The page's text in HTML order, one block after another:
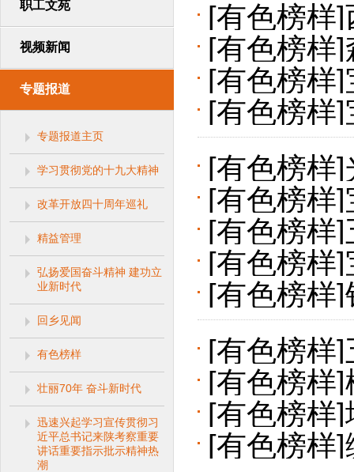
职工文苑
视频新闻
专题报道
专题报道主页
学习贯彻党的十九大精神
改革开放四十周年巡礼
精益管理
弘扬爱国奋斗精神 建功立
业新时代
回乡见闻
有色榜样
壮丽70年 奋斗新时代
迅速兴起学习宣传贯彻习
近平总书记来陕考察重要
讲话重要指示批示精神热
潮
[有色榜样
工程
[有色榜样
[有色榜样
[有色榜样
绝技的“国
[有色榜样
果
[有色榜样
[有色榜样
[有色榜样
人”
[有色榜样
家人”
[有色榜样
[有色榜样
人设
[有色榜样
勘人
[有色榜样